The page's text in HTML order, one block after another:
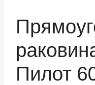
Пилот